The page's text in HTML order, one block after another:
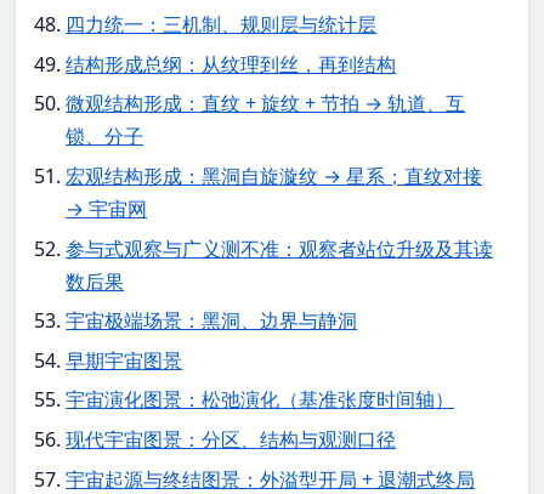
四力统一：三机制、规则层与统计层
结构形成总纲：从纹理到丝，再到结构
微观结构形成：直纹 + 旋纹 + 节拍 → 轨道、互
锁、分子
宏观结构形成：黑洞自旋漩纹 → 星系；直纹对接
→ 宇宙网
参与式观察与广义测不准：观察者站位升级及其读
数后果
宇宙极端场景：黑洞、边界与静洞
早期宇宙图景
宇宙演化图景：松弛演化（基准张度时间轴）
现代宇宙图景：分区、结构与观测口径
宇宙起源与终结图景：外溢型开局 + 退潮式终局